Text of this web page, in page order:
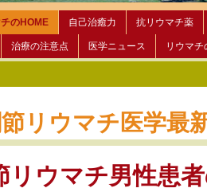
のHOME 自己治癒力 抗リウマチ薬
治療の注意点 医学ニュース リウマ
リウマチ医学最
リウマチ男性患